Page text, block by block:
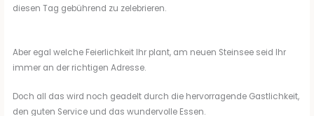
diesen Tag gebührend zu zelebrieren.
Aber egal welche Feierlichkeit Ihr plant, am neuen Steinsee seid Ihr
immer an der richtigen Adresse.
Doch all das wird noch geadelt durch die hervorragende Gastlichkeit,
den guten Service und das wundervolle Essen.